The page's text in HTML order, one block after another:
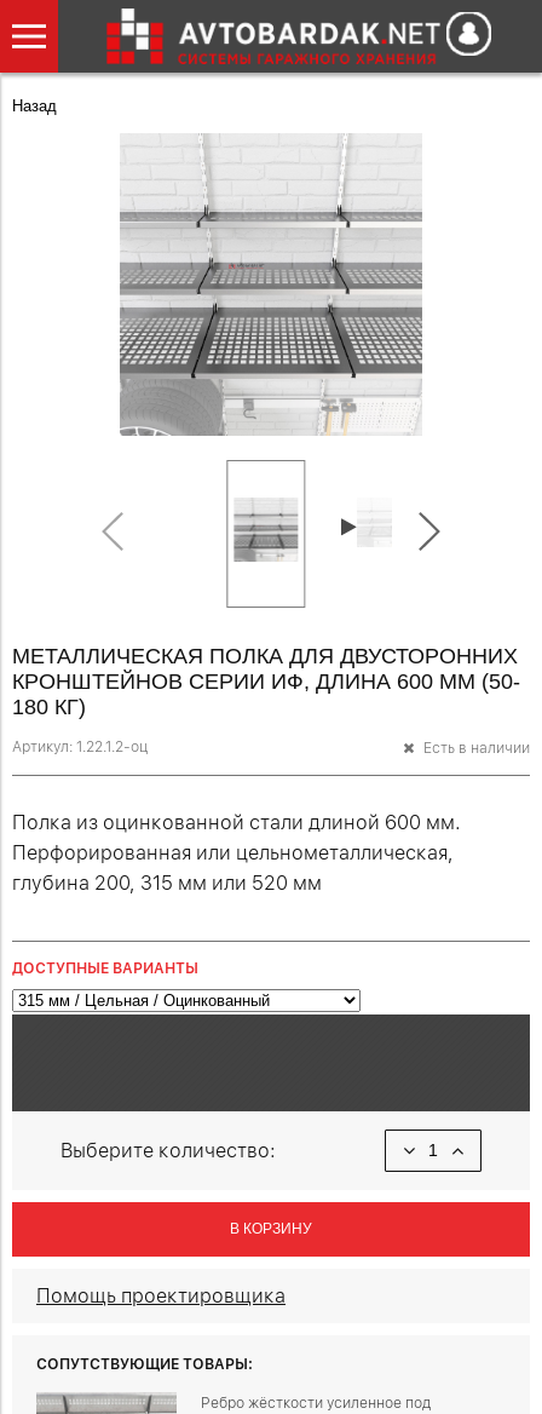
Назад
МЕТАЛЛИЧЕСКАЯ ПОЛКА ДЛЯ ДВУСТОРОННИХ
КРОНШТЕЙНОВ СЕРИИ ИФ, ДЛИНА 600 ММ (50-
180 КГ)
Артикул: 1.22.1.2-оц Есть в наличии
Полка из оцинкованной стали длиной 600 мм.
Перфорированная или цельнометаллическая,
глубина 200, 315 мм или 520 мм
ДОСТУПНЫЕ ВАРИАНТЫ
Выберите количество:
В КОРЗИНУ
Помощь проектировщика
СОПУТСТВУЮЩИЕ ТОВАРЫ:
Ребро жёсткости усиленное под